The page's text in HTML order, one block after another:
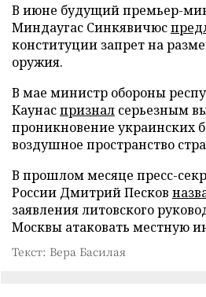
В июне будущий премьер-
Миндаугас Синкявичюс
конституции запрет на
оружия.
В мае министр обороны
Каунаспризнал серьезным
проникновение украинских
воздушное пространство
В прошлом месяце пресс-
России Дмитрий Песков
заявления литовского
Москвы атаковать местную
Текст: Вера Басилая